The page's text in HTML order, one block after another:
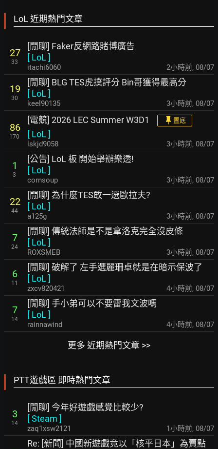
LoL 近期熱門文章
27
33
[閒聊] Faker反網路賭博廣告
[ LoL ]
itachi6060 2小時前, 08/07
19
30
[閒聊] BLG TES虎撲評分 Bin哥獲得最高分
[ LoL ]
keel90135 3小時前, 08/07
86
170
[電競] 2026 LEC Summer W3D1 置底
[ LoL ]
lskjd9058 3小時前, 08/07
1
3
[公告] LoL 板 開始舉辦樂透!
[ LoL ]
cornsoup 3小時前, 08/07
22
44
[閒聊] 為什麼TES敢一選歐拉夫?
[ LoL ]
a125g 3小時前, 08/07
7
24
[閒聊] 傳統法師是不是拿洛克完全沒皮條
[ LoL ]
ROXSMEB 3小時前, 08/07
6
11
[閒聊] 破解了 左手選麗珊卓就是在暗示保波了
[ LoL ]
zxcv820421 4小時前, 08/07
7
14
[閒聊] 手小弟可以不要雷我文波嗎
[ LoL ]
rainnawind 4小時前, 08/07
更多 近期熱門文章 >>
PTT遊戲區 即時熱門文章
3
14
[閒聊] 今年好遊戲感覺比較少?
[Steam ]
zaq1xsw2121 1小時前, 08/07
Re: [新聞] 中國新遊戲竟以「核平日本」為賣點